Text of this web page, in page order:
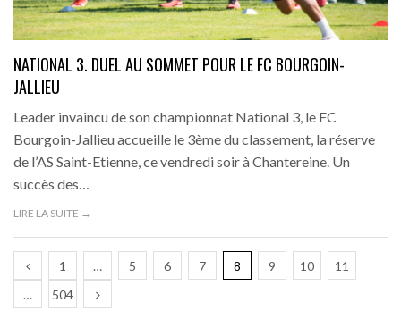
NATIONAL 3. DUEL AU SOMMET POUR LE FC BOURGOIN-
JALLIEU
Leader invaincu de son championnat National 3, le FC
Bourgoin-Jallieu accueille le 3ème du classement, la réserve
de l’AS Saint-Etienne, ce vendredi soir à Chantereine. Un
succès des…
LIRE LA SUITE →
1 … 5 6 7 8 9 10
11
…
504